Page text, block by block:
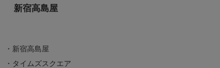
新宿高島屋
・新宿高島屋
・タイムズスクエア